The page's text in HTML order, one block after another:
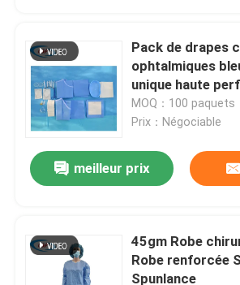
Pack de drapes
ophtalmiques
unique haute
ODM/OEM pour
oculaires
MOQ：100 paquets
Prix：Négociable
meilleur prix
45gm Robe
Robe renforcée
Spunlance